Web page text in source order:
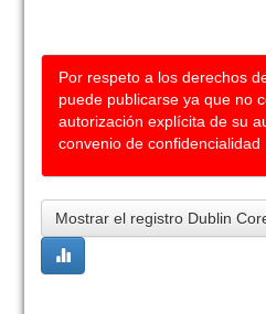
Por respeto a los derechos
puede publicarse ya que no
autorización explícita de su
convenio de confidencialidad
Mostrar el registro Dublin